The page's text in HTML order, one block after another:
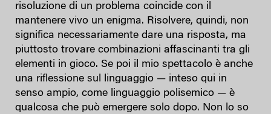
risoluzione di un problema coincide con il
mantenere vivo un enigma. Risolvere, quindi, non
significa necessariamente dare una risposta, ma
piuttosto trovare combinazioni affascinanti tra gli
elementi in gioco. Se poi il mio spettacolo è anche
una riflessione sul linguaggio — inteso qui in
senso ampio, come linguaggio polisemico — è
qualcosa che può emergere solo dopo. Non lo so